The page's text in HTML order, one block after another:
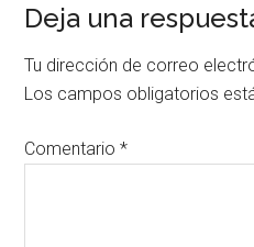
Deja una
Tu dirección de correo
Los campos obligatorios
Comentario*